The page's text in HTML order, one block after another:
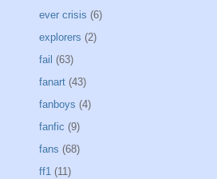
ever crisis (6)
explorers (2)
fail (63)
fanart (43)
fanboys (4)
fanfic (9)
fans (68)
ff1 (11)